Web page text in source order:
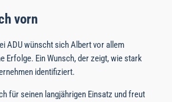
vorn
ADU wünscht sich Albert vor allem
Erfolge. Ein Wunsch, der zeigt, wie stark
identifiziert.
für seinen langjährigen Einsatz und freut